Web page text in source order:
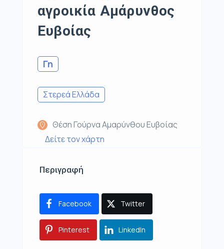
αγροικία Αμάρυνθος
Ευβοίας
Γη
Στερεά Ελλάδα
Θέση Γούρνα Αμαρύνθου Ευβοίας
Δείτε τον χάρτη
Περιγραφή
Facebook Twitter
Pinterest LinkedIn